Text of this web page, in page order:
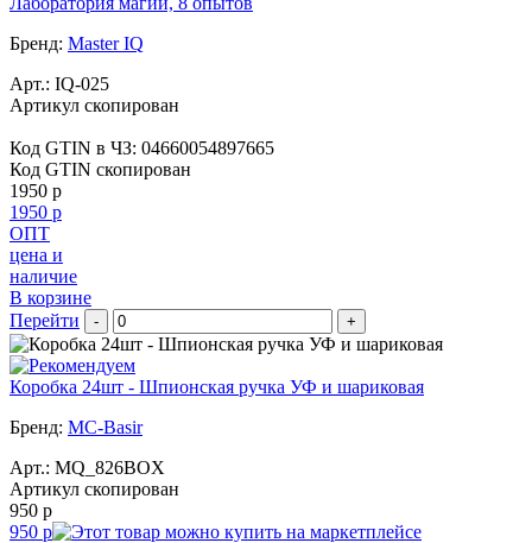
Бренд: Master IQ
Арт.: IQ-025
Артикул скопирован
Код GTIN в ЧЗ: 04660054897665
Код GTIN скопирован
1950 р
1950 р
ОПТ
цена и
наличие
В корзине
Перейти
- +
Коробка 24шт - Шпионская ручка УФ и шариковая
Бренд: MC-Basir
Арт.: MQ_826BOX
Артикул скопирован
950 р
950 р